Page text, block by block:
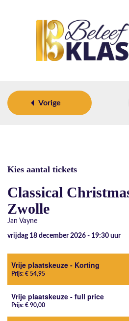
Vorige
Kies aantal tickets
Classical
Zwolle
Jan Vayne
vrijdag 18 december 2026 - 19:30 uur
Vrije plaatskeuze - Korting
Prijs: € 54,95
Vrije plaatskeuze - full price
Prijs: € 90,00